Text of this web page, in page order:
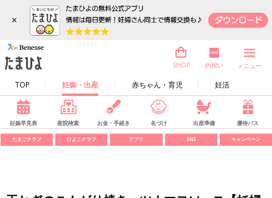
×
TOP 妊娠・出産 赤ちゃん・育児 妊活
SHOP 内祝い メニュー
妊娠早見表 産院検索 お金・手続き 名づけ 出産準備 優待パス
たまごクラブ ひよこクラブ アプリ SNS キャンペーン